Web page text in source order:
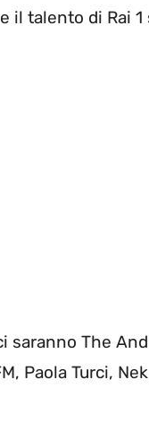
il talento di Rai 1
saranno The
Paola Turci,